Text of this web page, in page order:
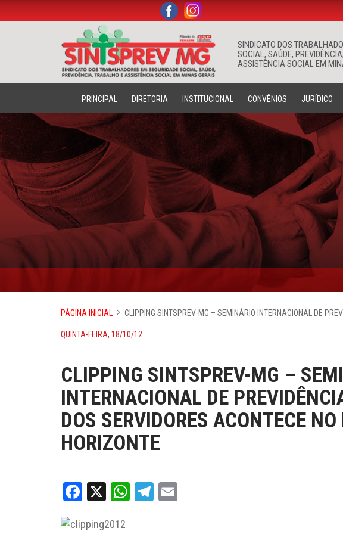
SINDICATO DOS
SOCIAL, SAÚDE,
ASSISTÊNCIA SOCIAL EM
. .
PRINCIPAL DIRETORIA INSTITUCIONAL CONVÊNIOS JURÍDICO
PÁGINA INICIAL CLIPPING SINTSPREV-MG – SEMINÁRIO INTERNACIONAL DE
QUINTA-FEIRA, 18/10/12
CLIPPING SINTSPREV-MG –
INTERNACIONAL DE
DOS SERVIDORES ACONTECE
HORIZONTE
Facebook
X WhatsApp
Telegram